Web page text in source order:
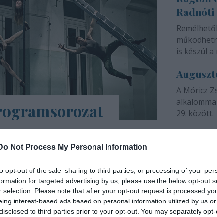
Not Process My Personal Information
opt-out of the sale, sharing to third parties, or processing of your
for targeted advertising by us, please use the below opt-out
selection. Please note that after your opt-out request is processed
interest-based ads based on personal information utilized by us
to third parties prior to your opt-out. You may separately
Háza e-Trafó elnevezésű
tartalmas, a digitális platformokon
online táncórák, live setek,
színházunk
Radnóti
is készül a
A Móricz
29. között.
INTERJÚ